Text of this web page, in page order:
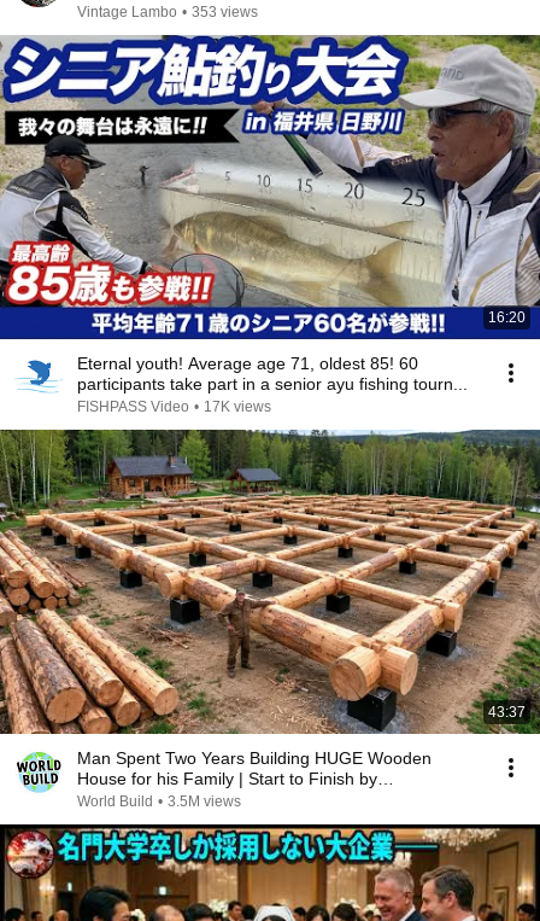
Vintage Lambo • 353 views
16:20
Eternal youth! Average age 71, oldest 85! 60
participants take part in a senior ayu fishing tourn...
FISHPASS Video • 17K views
43:37
Man Spent Two Years Building HUGE Wooden
House for his Family | Start to Finish by
@bjornbrenton
World Build • 3.5M views